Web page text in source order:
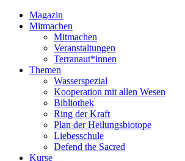
Magazin
Mitmachen
Mitmachen
Veranstaltungen
Terranaut*innen
Themen
Wasserspezial
Kooperation mit allen Wesen
Bibliothek
Ring der Kraft
Plan der Heilungsbiotope
Liebesschule
Defend the Sacred
Kurse